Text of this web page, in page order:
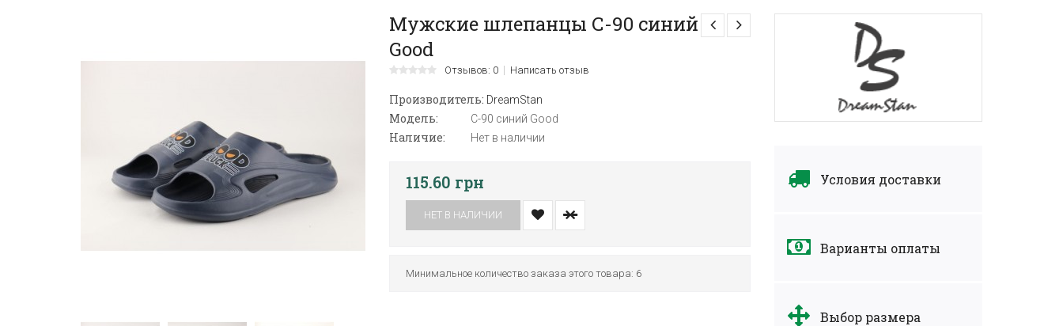
Условия доставки
Варианты оплаты
Выбор размера
Мужские шлепанцы С-90 синий
Good
Отзывов: 0 Написать отзыв
Производитель: DreamStan
Модель: С-90 синий Good
Наличие: Нет в наличии
115.60 грн
НЕТ В НАЛИЧИИ
Минимальное количество заказа этого товара: 6